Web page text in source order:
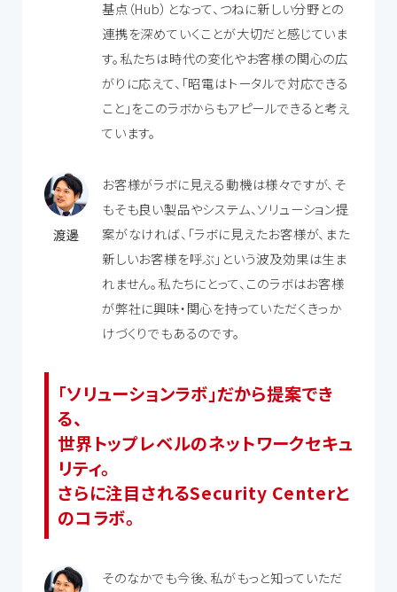
基点（Hub）となって、つねに新しい分野との
連携を深めていくことが大切だと感じていま
す。私たちは時代の変化やお客様の関心の広
がりに応えて、「昭電はトータルで対応できる
こと」をこのラボからもアピールできると考え
ています。
渡邊
お客様がラボに見える動機は様々ですが、そ
もそも良い製品やシステム、ソリューション提
案がなければ、「ラボに見えたお客様が、また
新しいお客様を呼ぶ」という波及効果は生ま
れません。私たちにとって、このラボはお客様
が弊社に興味・関心を持っていただくきっか
けづくりでもあるのです。
「ソリューションラボ」だから提案でき
る、
世界トップレベルのネットワークセキュ
リティ。
さらに注目されるSecurity Centerと
のコラボ。
そのなかでも今後、私がもっと知っていただ